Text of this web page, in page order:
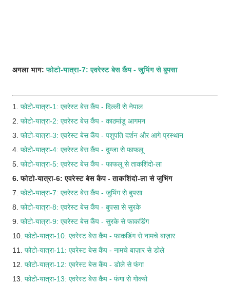
अगला भाग:फोटो-यात्रा-7: एवरेस्ट बेस कैंप - जुभिंग से बुपसा
1. फोटो-यात्रा-1: एवरेस्ट बेस कैंप - दिल्ली से नेपाल
2. फोटो-यात्रा-2: एवरेस्ट बेस कैंप - काठमांडू आगमन
3. फोटो-यात्रा-3: एवरेस्ट बेस कैंप - पशुपति दर्शन और आगे प्रस्थान
4. फोटो-यात्रा-4: एवरेस्ट बेस कैंप - दुम्जा से फाफलू
5. फोटो-यात्रा-5: एवरेस्ट बेस कैंप - फाफलू से ताकशिंदो-ला
6. फोटो-यात्रा-6: एवरेस्ट बेस कैंप - ताकशिंदो-ला से जुभिंग
7. फोटो-यात्रा-7: एवरेस्ट बेस कैंप - जुभिंग से बुपसा
8. फोटो-यात्रा-8: एवरेस्ट बेस कैंप - बुपसा से सुरके
9. फोटो-यात्रा-9: एवरेस्ट बेस कैंप - सुरके से फाकडिंग
10. फोटो-यात्रा-10: एवरेस्ट बेस कैंप - फाकडिंग से नामचे बाज़ार
11. फोटो-यात्रा-11: एवरेस्ट बेस कैंप - नामचे बाज़ार से डोले
12. फोटो-यात्रा-12: एवरेस्ट बेस कैंप - डोले से फंगा
13. फोटो-यात्रा-13: एवरेस्ट बेस कैंप - फंगा से गोक्यो